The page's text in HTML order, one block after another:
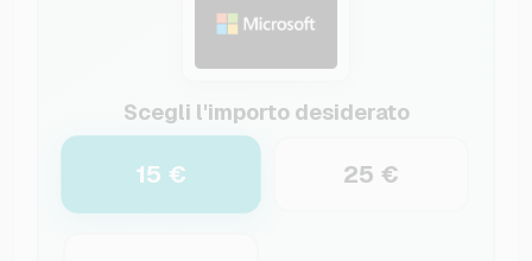
Scegli l'importo desiderato
15 € 25 €